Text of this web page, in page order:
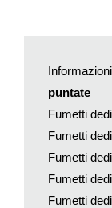
puntate
Fumetti
Fumetti
Fumetti
Fumetti
Fumetti